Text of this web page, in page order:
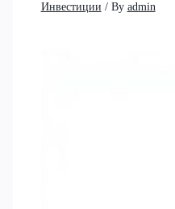
Инвестиции / By admin